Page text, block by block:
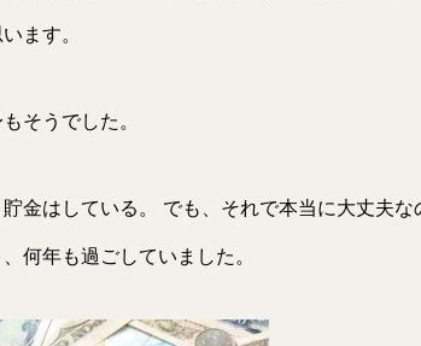
ます。
そうでした。
金はしている。 でも、それで本当に大丈夫
何年も過ごしていました。